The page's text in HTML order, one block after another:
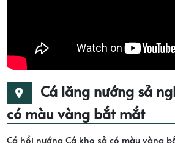
Cá lăng nướng sả
có màu vàng bắt mắt
Cá hồi nướng Cá kho sả có màu vàng